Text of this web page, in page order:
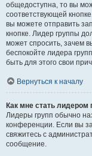
общедоступна, то вы
соответствующей
вы можете отправить
кнопке. Лидер группы
может спросить, зачем
беспокойте лидера
быть для этого свои
Вернуться к началу
Как мне стать лидером
Лидеры групп обычно
конференции. Если вы
свяжитесь с
сообщение.